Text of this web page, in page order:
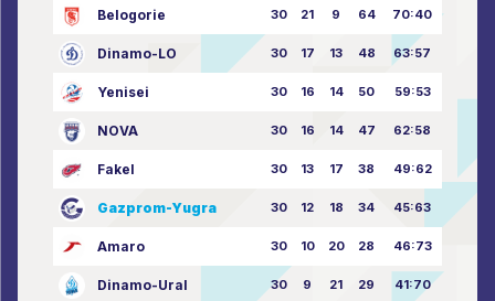
Belogorie 30 21 9 64 70:40
Dinamo-LO 30 17 13 48 63:57
Yenisei 30 16 14 50 59:53
NOVA 30 16 14 47 62:58
Fakel 30 13 17 38 49:62
Gazprom-Yugra 30 12 18 34 45:63
Amaro 30 10 20 28 46:73
Dinamo-Ural 30 9 21 29 41:70